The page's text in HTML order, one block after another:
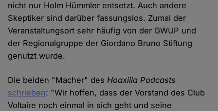
nicht nur Holm Hümmler entsetzt. Auch andere
Skeptiker sind darüber fassungslos. Zumal der
Veranstaltungsort sehr häufig von der GWUP und
der Regionalgruppe der Giordano Bruno Stiftung
genutzt wurde.
Die beiden "Macher" desHoaxilla Podcasts
schrieben: "Wir hoffen, dass der Vorstand des Club
Voltaire noch einmal in sich geht und seine